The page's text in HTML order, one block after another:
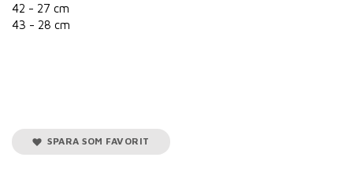
42 - 27 cm
43 - 28 cm
SPARA SOM FAVORIT